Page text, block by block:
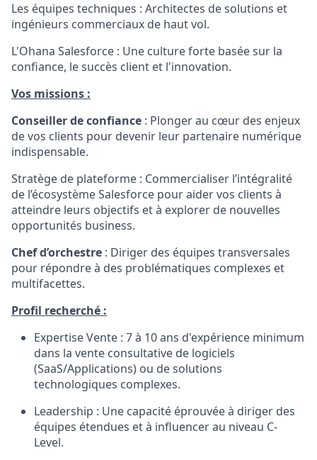
Les équipes techniques : Architectes de solutions et
ingénieurs commerciaux de haut vol.
L'Ohana Salesforce : Une culture forte basée sur la
confiance, le succès client et l'innovation.
Vos missions :
Conseiller de confiance : Plonger au cœur des enjeux
de vos clients pour devenir leur partenaire numérique
indispensable.
Stratège de plateforme : Commercialiser l’intégralité
de l’écosystème Salesforce pour aider vos clients à
atteindre leurs objectifs et à explorer de nouvelles
opportunités business.
Chef d’orchestre : Diriger des équipes transversales
pour répondre à des problématiques complexes et
multifacettes.
Profil recherché :
Expertise Vente : 7 à 10 ans d'expérience minimum
dans la vente consultative de logiciels
(SaaS/Applications) ou de solutions
technologiques complexes.
Leadership : Une capacité éprouvée à diriger des
équipes étendues et à influencer au niveau C-
Level.